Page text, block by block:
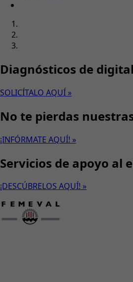
Diagnósticos de
SOLICÍTALO AQUÍ »
No te pierdas
¡INFÓRMATE AQUÍ! »
Servicios de apoyo al
¡DESCÚBRELOS AQUÍ! »